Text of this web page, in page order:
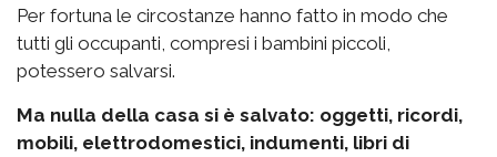
Per fortuna le circostanze hanno fatto in modo che
tutti gli occupanti, compresi i bambini piccoli,
potessero salvarsi.
Ma nulla della casa si è salvato: oggetti, ricordi,
mobili, elettrodomestici, indumenti, libri di